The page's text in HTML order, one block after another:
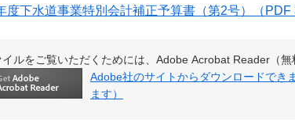
度下水道事業特別会計補正予算書（第2号）
（
ルをご覧いただくためには、Adobe Acrobat Reader（無
Adobe社のサイトからダウンロードでき
ます）